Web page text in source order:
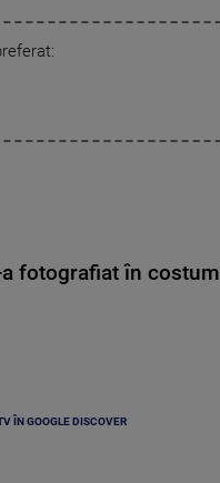
a fotografiat în costum
ÎN GOOGLE DISCOVER